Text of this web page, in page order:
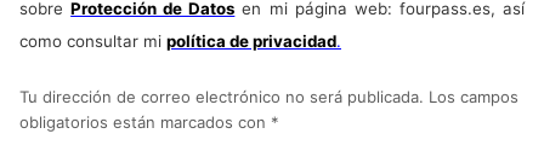
sobreProtección de Datos en mi página web: fourpass.es, así
como consultar mi política de privacidad.
Tu dirección de correo electrónico no será publicada. Los campos
obligatorios están marcados con *